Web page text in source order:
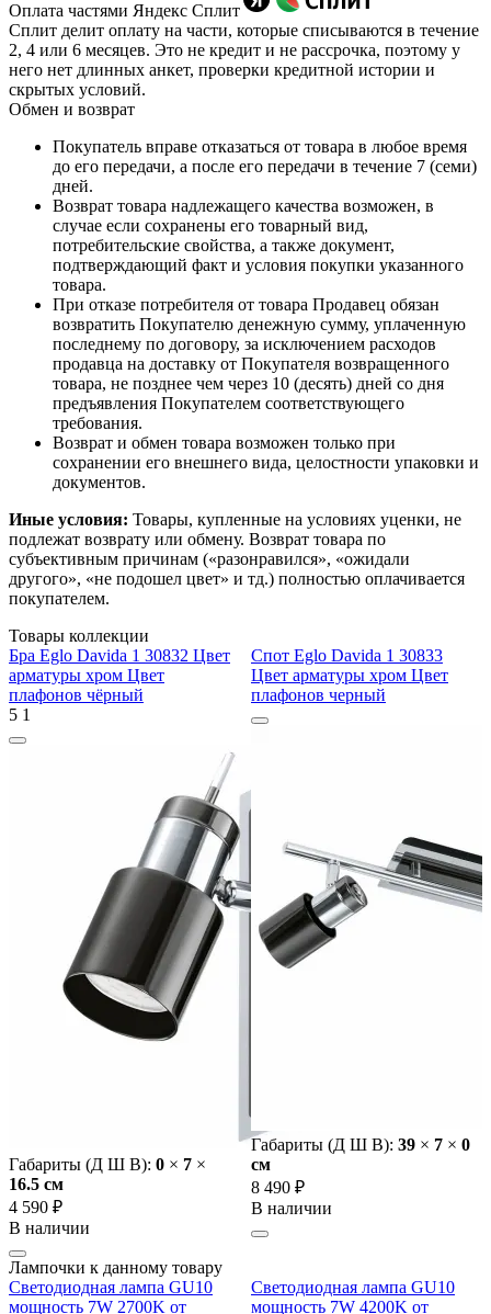
Оплата частями Яндекс Сплит
Сплит делит оплату на части, которые списываются в течение
2, 4 или 6 месяцев. Это не кредит и не рассрочка, поэтому у
него нет длинных анкет, проверки кредитной истории и
скрытых условий.
Обмен и возврат
Покупатель вправе отказаться от товара в любое время
до его передачи, а после его передачи в течение 7 (семи)
дней.
Возврат товара надлежащего качества возможен, в
случае если сохранены его товарный вид,
потребительские свойства, а также документ,
подтверждающий факт и условия покупки указанного
товара.
При отказе потребителя от товара Продавец обязан
возвратить Покупателю денежную сумму, уплаченную
последнему по договору, за исключением расходов
продавца на доставку от Покупателя возвращенного
товара, не позднее чем через 10 (десять) дней со дня
предъявления Покупателем соответствующего
требования.
Возврат и обмен товара возможен только при
сохранении его внешнего вида, целостности упаковки и
документов.
Иные условия: Товары, купленные на условиях уценки, не
подлежат возврату или обмену. Возврат товара по
субъективным причинам («разонравился», «ожидали
другого», «не подошел цвет» и тд.) полностью оплачивается
покупателем.
Товары коллекции
Бра Eglo Davida 1 30832 Цвет
арматуры хром Цвет
плафонов чёрный
5 1
Габариты (Д Ш В): 0 × 7 ×
16.5 cм
4 590 ₽
В наличии
Спот Eglo Davida 1 30833
Цвет арматуры хром Цвет
плафонов черный
Габариты (Д Ш В): 39 × 7 × 0
cм
8 490 ₽
В наличии
Лампочки к данному товару
Светодиодная лампа GU10
мощность 7W 2700K от
Светодиодная лампа GU10
мощность 7W 4200K от